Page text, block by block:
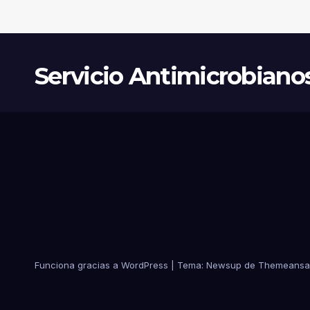
Servicio
Funciona gracias a WordPress Tema: Newsup de